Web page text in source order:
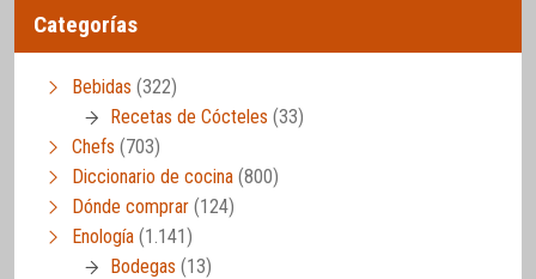
Categorías
Bebidas (322)
Recetas de Cócteles (33)
Chefs (703)
Diccionario de cocina (800)
Dónde comprar (124)
Enología (1.141)
Bodegas (13)